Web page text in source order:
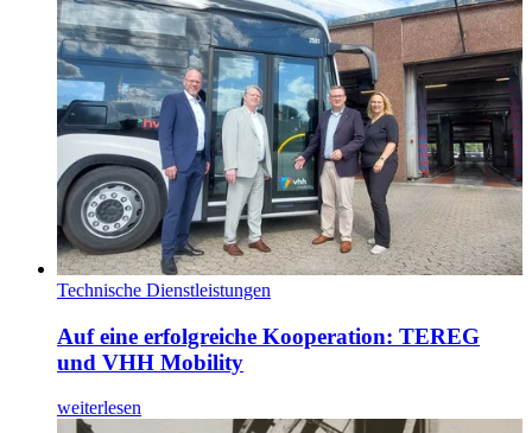
Technische Dienstleistungen
Auf eine erfolgreiche Kooperation: TEREG
und VHH Mobility
weiterlesen